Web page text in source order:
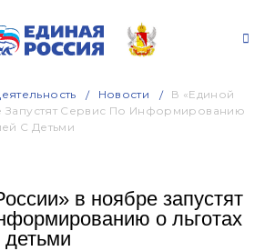
Новости
В «Единой
Запустят Сервис По Информированию
С Детьми
в ноябре запустят
о льготах